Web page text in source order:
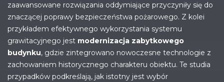
zaawansowane rozwiązania oddymiające przyczyniły się do
znaczącej poprawy bezpieczeństwa pożarowego. Z kolei
przykładem efektywnego wykorzystania systemu
grawitacyjnego jest modernizacja zabytkowego
budynku, gdzie zintegrowano nowoczesne technologie z
zachowaniem historycznego charakteru obiektu. Te studia
przypadków podkreślają, jak istotny jest wybór